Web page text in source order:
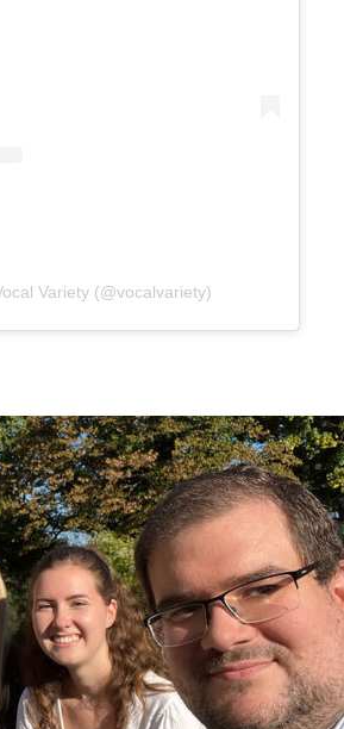
Variety (@vocalvariety)